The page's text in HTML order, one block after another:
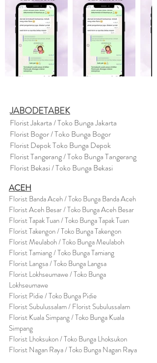
JABODETABEK
Florist Jakarta / Toko Bunga Jakarta
Florist Bogor / Toko Bunga Bogor
Florist Depok Toko Bunga Depok
Florist Tangerang / Toko Bunga Tangerang
Florist Bekasi / Toko Bunga Bekasi
ACEH
Florist Banda Aceh / Toko Bunga Banda Aceh
Florist Aceh Besar / Toko Bunga Aceh Besar
Florist Tapak Tuan / Toko Bunga Tapak Tuan
Florist Takengon / Toko Bunga Takengon
Florist Meulaboh / Toko Bunga Meulaboh
Florist Tamiang / Toko Bunga Tamiang
Florist Langsa / Toko Bunga Langsa
Florist Lokhseumawe / Toko Bunga
Lokhseumawe
Florist Pidie / Toko Bunga Pidie
Florist Subulussalam / Florist Subulussalam
Florist Kuala Simpang / Toko Bunga Kuala
Simpang
Florist Lhoksukon / Toko Bunga Lhoksukon
Florist Nagan Raya / Toko Bunga Nagan Raya